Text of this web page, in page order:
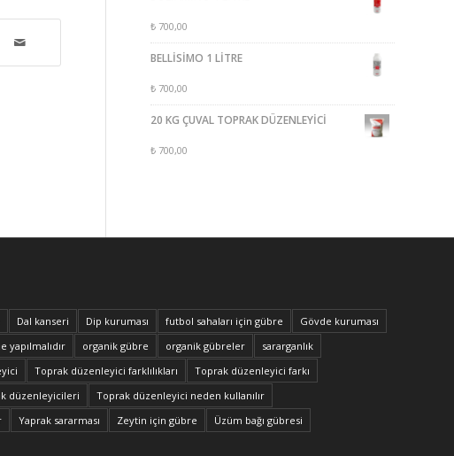
₺ 700,00
BELLİSİMO 1 LİTRE
₺ 700,00
20 KG ÇUVAL TOPRAK DÜZENLEYİCİ
₺ 700,00
Dal kanseri Dip kuruması futbol sahaları için gübre
Gövde kuruması
yapılmalıdır organik gübre organik gübreler
sararganlık
Toprak düzenleyici farklılıkları
Toprak düzenleyici farkı
düzenleyicileri
Toprak düzenleyici neden kullanılır
Yaprak sararması Zeytin için gübre
Üzüm bağı gübresi